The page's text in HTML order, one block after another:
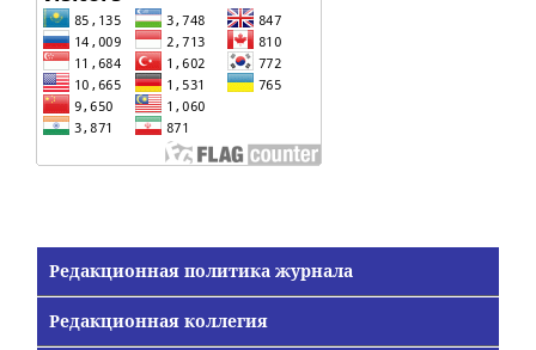
Редакционная политика журнала
Редакционная коллегия